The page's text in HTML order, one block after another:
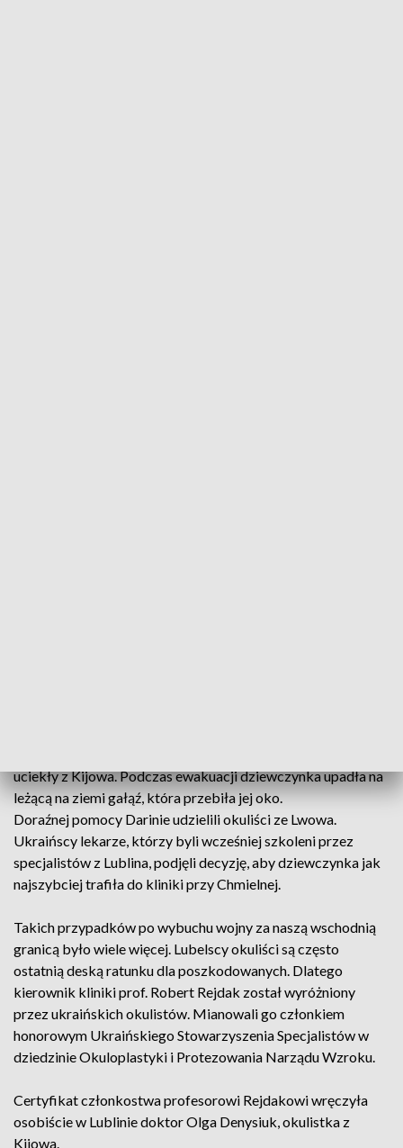
uciekły z Kijowa. Podczas ewakuacji dziewczynka upadła na
leżącą na ziemi gałąź, która przebiła jej oko.
Doraźnej pomocy Darinie udzielili okuliści ze Lwowa.
Ukraińscy lekarze, którzy byli wcześniej szkoleni przez
specjalistów z Lublina, podjęli decyzję, aby dziewczynka jak
najszybciej trafiła do kliniki przy Chmielnej.
Takich przypadków po wybuchu wojny za naszą wschodnią
granicą było wiele więcej. Lubelscy okuliści są często
ostatnią deską ratunku dla poszkodowanych. Dlatego
kierownik kliniki prof. Robert Rejdak został wyróżniony
przez ukraińskich okulistów. Mianowali go członkiem
honorowym Ukraińskiego Stowarzyszenia Specjalistów w
dziedzinie Okuloplastyki i Protezowania Narządu Wzroku.
Certyfikat członkostwa profesorowi Rejdakowi wręczyła
osobiście w Lublinie doktor Olga Denysiuk, okulistka z
Kijowa.